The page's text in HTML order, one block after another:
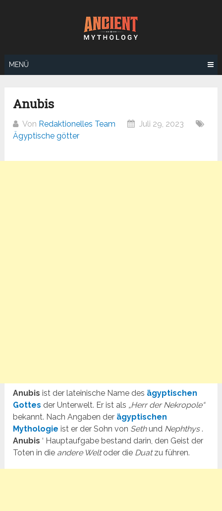
MENÜ
Anubis
Von Redaktionelles Team
Juli 29, 2023
Ägyptische götter
Anubis ist der lateinische Name des ägyptischen
Gottes der Unterwelt. Er ist als „Herr der Nekropole“
bekannt. Nach Angaben der ägyptischen
Mythologie ist er der Sohn von Sethund Nephthys.
Anubis ‘ Hauptaufgabe bestand darin, den Geist der
Toten in die andere Weltoder die Duatzu führen.